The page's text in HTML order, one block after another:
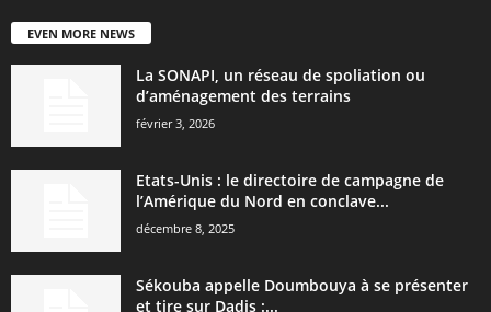
EVEN MORE NEWS
La SONAPI, un réseau de spoliation ou
d’aménagement des terrains
février 3, 2026
Etats-Unis : le directoire de campagne de
l’Amérique du Nord en conclave...
décembre 8, 2025
Sékouba appelle Doumbouya à se présenter
et tire sur Dadis :...